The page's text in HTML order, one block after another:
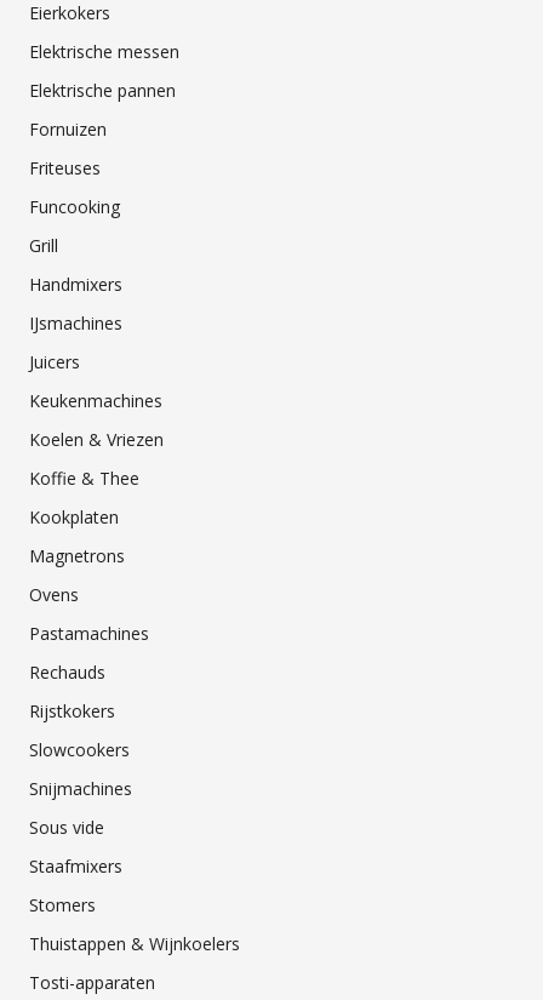
Eierkokers
Elektrische messen
Elektrische pannen
Fornuizen
Friteuses
Funcooking
Grill
Handmixers
IJsmachines
Juicers
Keukenmachines
Koelen & Vriezen
Koffie & Thee
Kookplaten
Magnetrons
Ovens
Pastamachines
Rechauds
Rijstkokers
Slowcookers
Snijmachines
Sous vide
Staafmixers
Stomers
Thuistappen & Wijnkoelers
Tosti-apparaten